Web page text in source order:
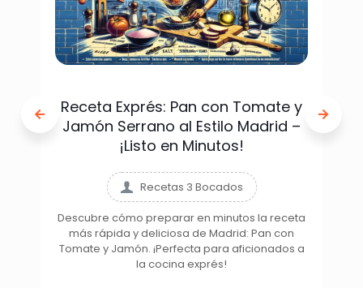
Receta Exprés: Pan con Tomate y
Jamón Serrano al Estilo Madrid –
¡Listo en Minutos!
Recetas 3 Bocados
Descubre cómo preparar en minutos la receta
más rápida y deliciosa de Madrid: Pan con
Tomate y Jamón. ¡Perfecta para aficionados a
la cocina exprés!